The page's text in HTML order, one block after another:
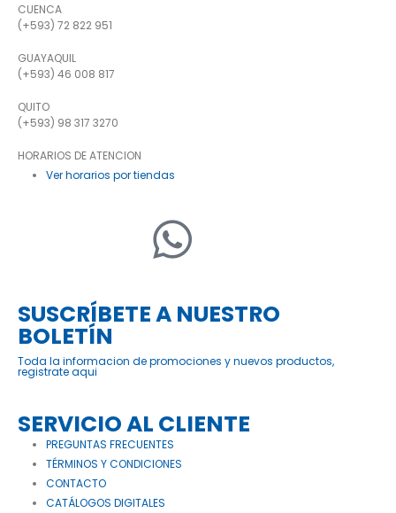
CUENCA
(+593) 72 822 951
GUAYAQUIL
(+593) 46 008 817
QUITO
(+593) 98 317 3270
HORARIOS DE ATENCION
Ver horarios por tiendas
SUSCRÍBETE A NUESTRO
BOLETÍN
Toda la informacion de promociones y nuevos productos,
registrate aqui
SERVICIO AL CLIENTE
PREGUNTAS FRECUENTES
TÉRMINOS Y CONDICIONES
CONTACTO
CATÁLOGOS DIGITALES